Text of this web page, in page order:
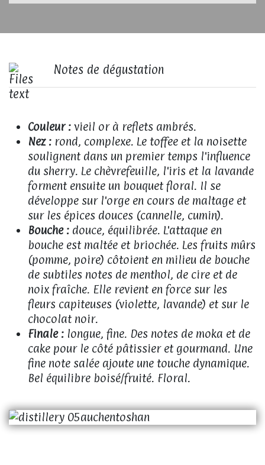
Notes de dégustation
Couleur : vieil or à reflets ambrés.
Nez : rond, complexe. Le toffee et la noisette
soulignent dans un premier temps l'influence
du sherry. Le chèvrefeuille, l'iris et la lavande
forment ensuite un bouquet floral. Il se
développe sur l'orge en cours de maltage et
sur les épices douces (cannelle, cumin).
Bouche : douce, équilibrée. L'attaque en
bouche est maltée et briochée. Les fruits mûrs
(pomme, poire) côtoient en milieu de bouche
de subtiles notes de menthol, de cire et de
noix fraîche. Elle revient en force sur les
fleurs capiteuses (violette, lavande) et sur le
chocolat noir.
Finale : longue, fine. Des notes de moka et de
cake pour le côté pâtissier et gourmand. Une
fine note salée ajoute une touche dynamique.
Bel équilibre boisé/fruité. Floral.